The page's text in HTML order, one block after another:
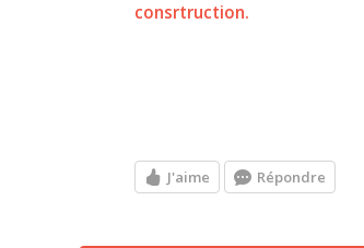
consrtruction.
J'aime Répondre